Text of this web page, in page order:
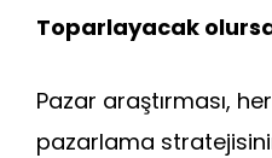
Toparlayacak
Pazar araştırması,
pazarlama